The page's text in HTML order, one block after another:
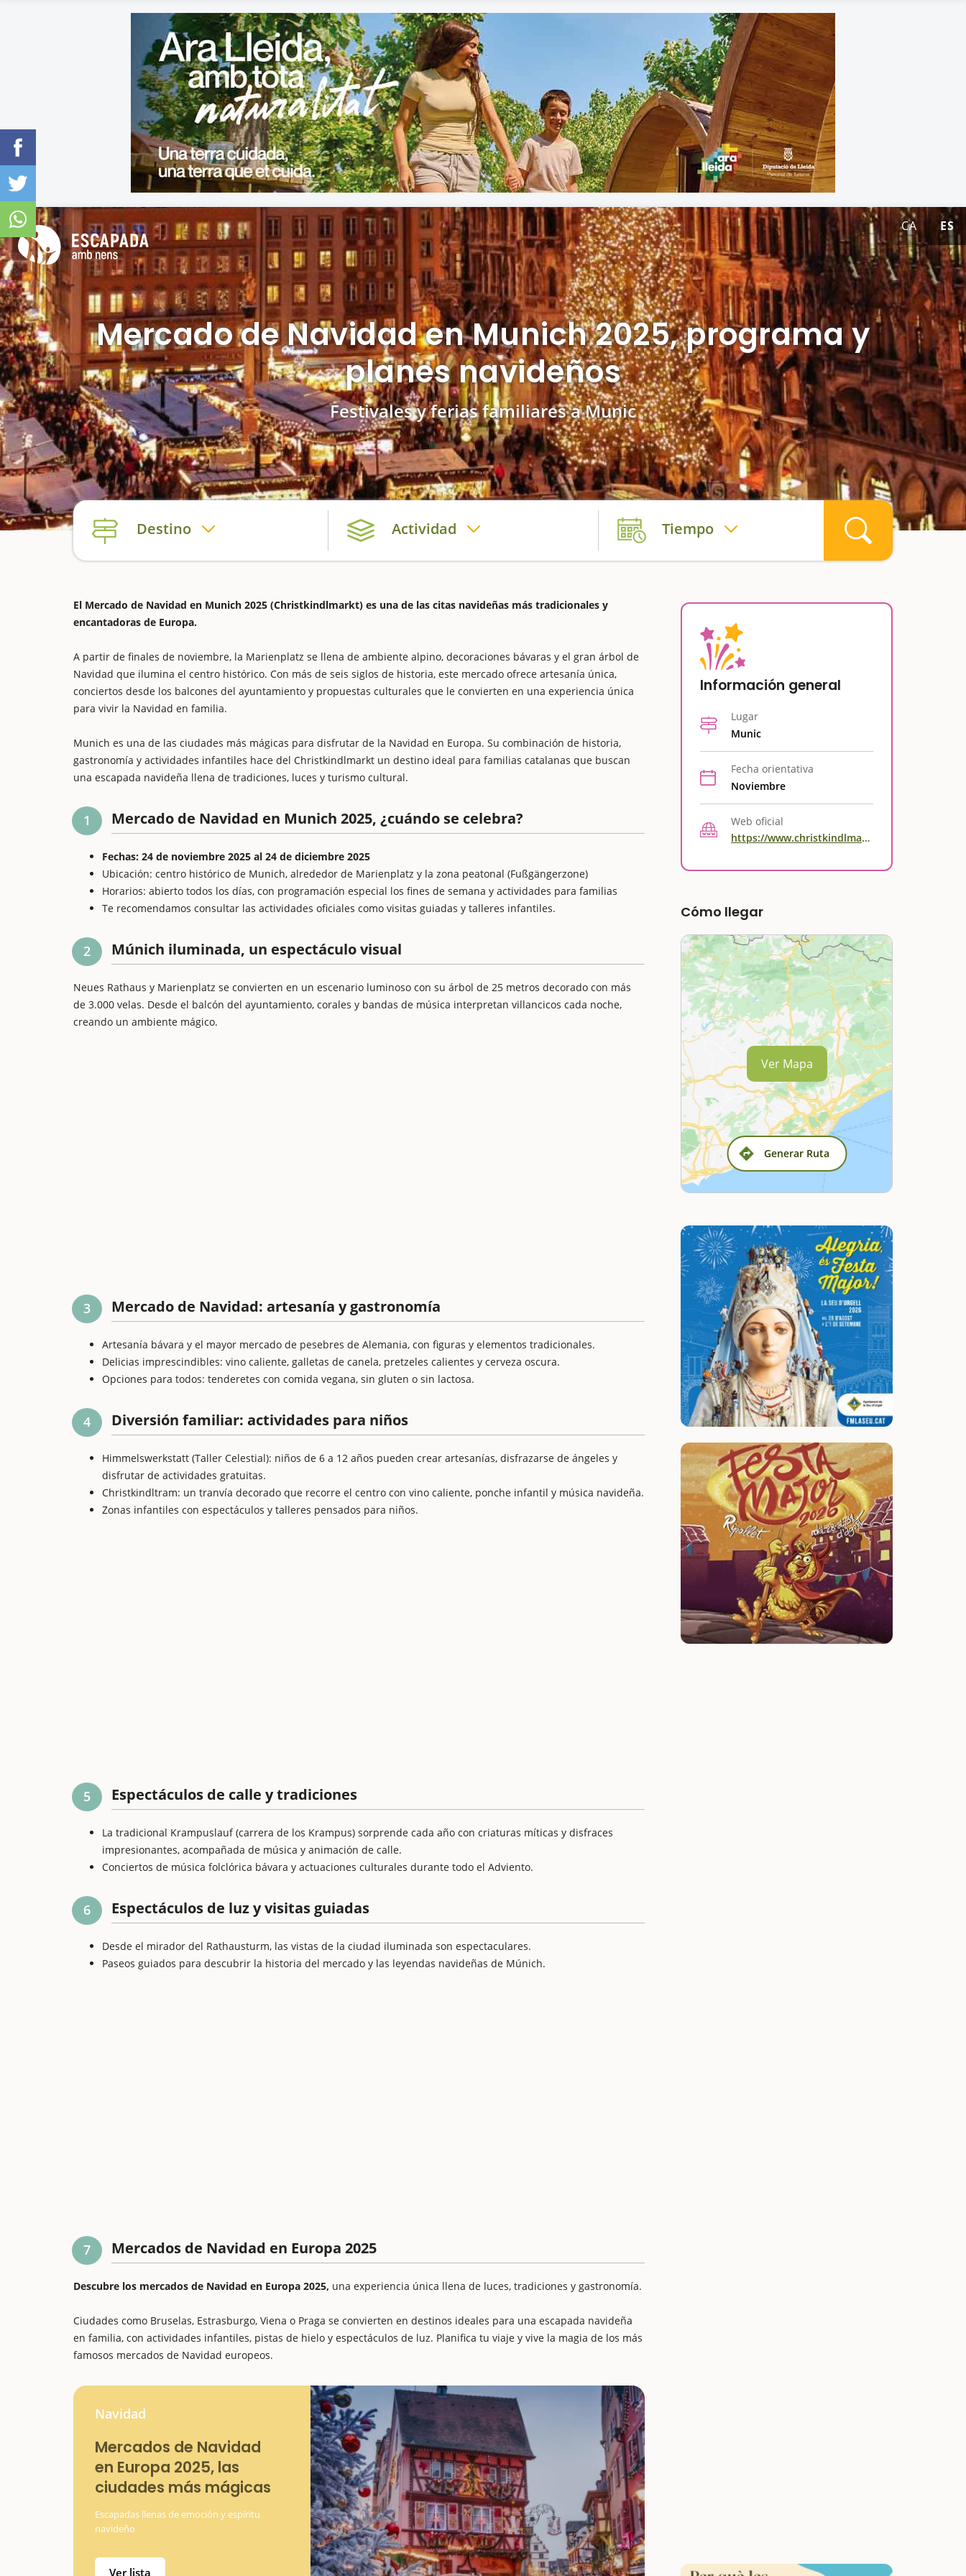
CA ES
Mercado de Navidad en Munich 2025, programa y
planes navideños
Festivales y ferias familiares a Munic
Destino Actividad Tiempo
El Mercado de Navidad en Munich 2025 (Christkindlmarkt) es una de las citas navideñas más tradicionales y
encantadoras de Europa.
A partir de finales de noviembre, la Marienplatz se llena de ambiente alpino, decoraciones bávaras y el gran árbol de
Navidad que ilumina el centro histórico. Con más de seis siglos de historia, este mercado ofrece artesanía única,
conciertos desde los balcones del ayuntamiento y propuestas culturales que le convierten en una experiencia única
para vivir la Navidad en familia.
Munich es una de las ciudades más mágicas para disfrutar de la Navidad en Europa. Su combinación de historia,
gastronomía y actividades infantiles hace del Christkindlmarkt un destino ideal para familias catalanas que buscan
una escapada navideña llena de tradiciones, luces y turismo cultural.
1 Mercado de Navidad en Munich 2025, ¿cuándo se celebra?
Fechas: 24 de noviembre 2025 al 24 de diciembre 2025
Ubicación: centro histórico de Munich, alrededor de Marienplatz y la zona peatonal (Fußgängerzone)
Horarios: abierto todos los días, con programación especial los fines de semana y actividades para familias
Te recomendamos consultar las actividades oficiales como visitas guiadas y talleres infantiles.
2 Múnich iluminada, un espectáculo visual
Neues Rathaus y Marienplatz se convierten en un escenario luminoso con su árbol de 25 metros decorado con más
de 3.000 velas. Desde el balcón del ayuntamiento, corales y bandas de música interpretan villancicos cada noche,
creando un ambiente mágico.
3 Mercado de Navidad: artesanía y gastronomía
Artesanía bávara y el mayor mercado de pesebres de Alemania, con figuras y elementos tradicionales.
Delicias imprescindibles: vino caliente, galletas de canela, pretzeles calientes y cerveza oscura.
Opciones para todos: tenderetes con comida vegana, sin gluten o sin lactosa.
4 Diversión familiar: actividades para niños
Himmelswerkstatt (Taller Celestial): niños de 6 a 12 años pueden crear artesanías, disfrazarse de ángeles y
disfrutar de actividades gratuitas.
Christkindltram: un tranvía decorado que recorre el centro con vino caliente, ponche infantil y música navideña.
Zonas infantiles con espectáculos y talleres pensados para niños.
5 Espectáculos de calle y tradiciones
La tradicional Krampuslauf (carrera de los Krampus) sorprende cada año con criaturas míticas y disfraces
impresionantes, acompañada de música y animación de calle.
Conciertos de música folclórica bávara y actuaciones culturales durante todo el Adviento.
6 Espectáculos de luz y visitas guiadas
Desde el mirador del Rathausturm, las vistas de la ciudad iluminada son espectaculares.
Paseos guiados para descubrir la historia del mercado y las leyendas navideñas de Múnich.
7 Mercados de Navidad en Europa 2025
Descubre los mercados de Navidad en Europa 2025, una experiencia única llena de luces, tradiciones y gastronomía.
Ciudades como Bruselas, Estrasburgo, Viena o Praga se convierten en destinos ideales para una escapada navideña
en familia, con actividades infantiles, pistas de hielo y espectáculos de luz. Planifica tu viaje y vive la magia de los más
famosos mercados de Navidad europeos.
Navidad
Mercados de Navidad
en Europa 2025, las
ciudades más mágicas
Escapadas llenas de emoción y espíritu
navideño
Ver lista
Información general
Lugar
Munic
Fecha orientativa
Noviembre
Web oficial
https://www.christkindlmarkt-muenchen.de/en/home
Cómo llegar
Generar Ruta
Ver Mapa